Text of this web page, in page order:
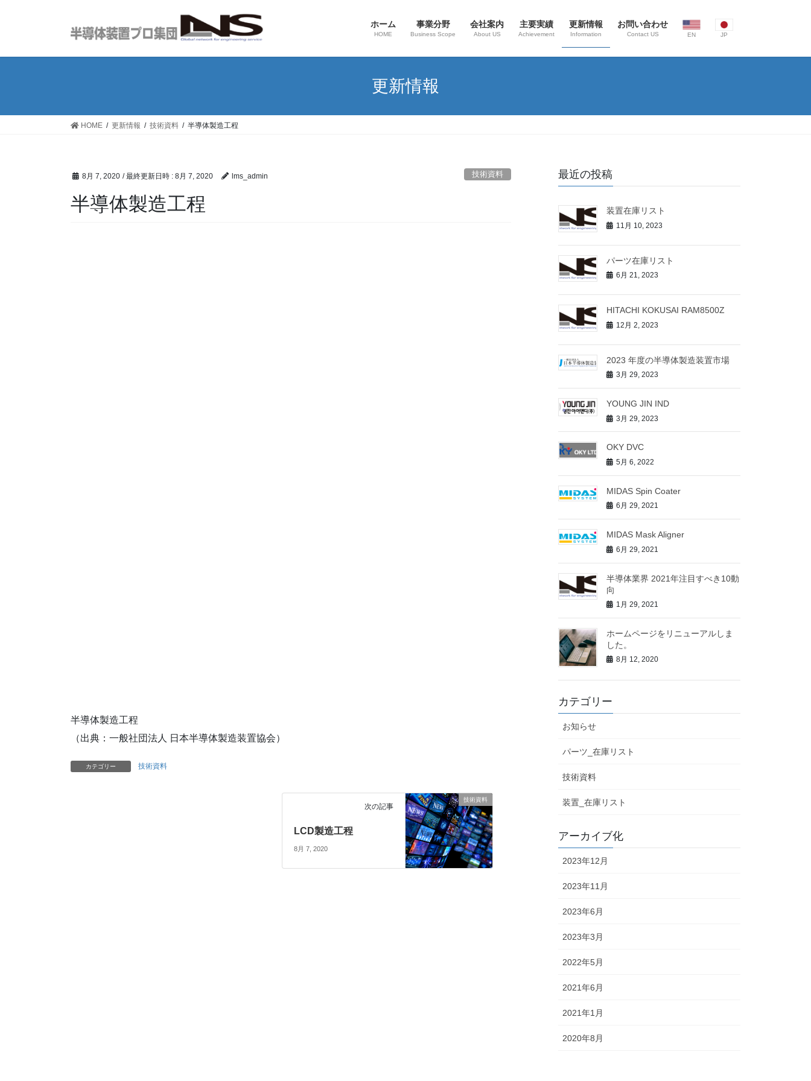
ホーム
HOME
事業分野
Business Scope
会社案内
About US
主要実績
Achievement
更新情報
Information
お問い合わせ
Contact US EN JP
更新情報
HOME 更新情報 技術資料 半導体製造工程
8月 7, 2020 / 最終更新日時 : 8月 7, 2020 lms_admin 技術資料
半導体製造工程
半導体製造工程
（出典：一般社団法人 日本半導体製造装置協会）
カテゴリー 技術資料
技術資料
次の記事
LCD製造工程
8月 7, 2020
最近の投稿
装置在庫リスト
11月 10, 2023
パーツ在庫リスト
6月 21, 2023
HITACHI KOKUSAI RAM8500Z
12月 2, 2023
2023 年度の半導体製造装置市場
3月 29, 2023
YOUNG JIN IND
3月 29, 2023
OKY DVC
5月 6, 2022
MIDAS Spin Coater
6月 29, 2021
MIDAS Mask Aligner
6月 29, 2021
半導体業界 2021年注目すべき10動
向
1月 29, 2021
ホームページをリニューアルしま
した。
8月 12, 2020
カテゴリー
お知らせ
パーツ_在庫リスト
技術資料
装置_在庫リスト
アーカイブ化
2023年12月
2023年11月
2023年6月
2023年3月
2022年5月
2021年6月
2021年1月
2020年8月